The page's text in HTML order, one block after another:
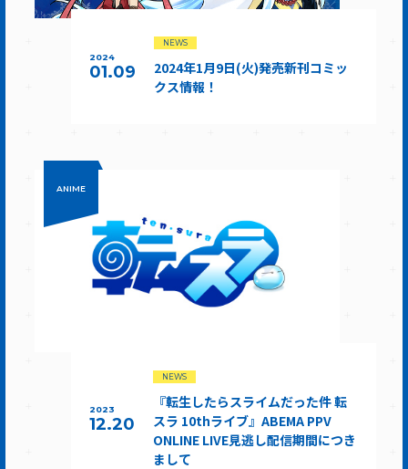
2024
01.09
NEWS
2024年1月9日(火)発売新刊コミッ
クス情報！
ANIME
2023
12.20
NEWS
『転生したらスライムだった件 転
スラ 10thライブ』ABEMA PPV
ONLINE LIVE見逃し配信期間につき
まして